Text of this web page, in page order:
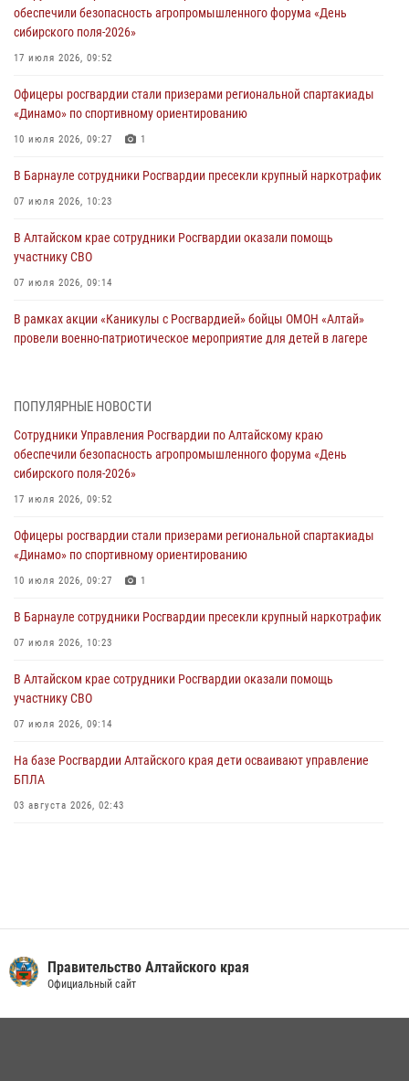
обеспечили безопасность агропромышленного форума «День
сибирского поля-2026»
17 июля 2026, 09:52
Офицеры росгвардии стали призерами региональной спартакиады
«Динамо» по спортивному ориентированию
10 июля 2026, 09:27 1
В Барнауле сотрудники Росгвардии пресекли крупный наркотрафик
07 июля 2026, 10:23
В Алтайском крае сотрудники Росгвардии оказали помощь
участнику СВО
07 июля 2026, 09:14
В рамках акции «Каникулы с Росгвардией» бойцы ОМОН «Алтай»
провели военно-патриотическое мероприятие для детей в лагере
акции «Коробка храбрости»
Сотрудники Росгвардии провели встречу с юными пограничниками
03 июля 2026, 04:03
Управление Росгвардии по Алтайскому краю провело для детей
02 июля 2026, 00:55
Алтайскому краю подведены итоги «прямой линии»
01 июля 2026, 07:49
ПОПУЛЯРНЫЕ НОВОСТИ
Сотрудники Управления Росгвардии по Алтайскому краю
обеспечили безопасность агропромышленного форума «День
сибирского поля-2026»
17 июля 2026, 09:52
Офицеры росгвардии стали призерами региональной спартакиады
«Динамо» по спортивному ориентированию
10 июля 2026, 09:27 1
В Барнауле сотрудники Росгвардии пресекли крупный наркотрафик
07 июля 2026, 10:23
В Алтайском крае сотрудники Росгвардии оказали помощь
участнику СВО
07 июля 2026, 09:14
На базе Росгвардии Алтайского края дети осваивают управление
БПЛА
03 августа 2026, 02:43
Правительство Алтайского края
Официальный сайт